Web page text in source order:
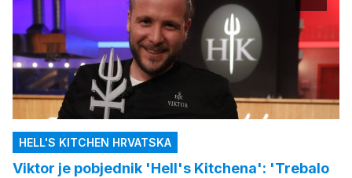
HELL'S KITCHEN HRVATSKA
Viktor je pobjednik 'Hell's Kitchena': 'Trebalo